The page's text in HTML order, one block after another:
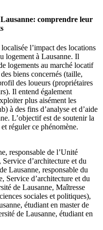
comprendre leur
l’impact des locations
logement à Lausanne. Il
logements au marché locatif
biens concernés (taille,
des loueurs (propriétaires
Il entend également
plus aisément les
à des fins d’analyse et d’aide
L’objectif est de soutenir la
réguler ce phénomène.
responsable de l’Unité
d’architecture et du
Lausanne, responsable du
Service d’architecture et du
de Lausanne, Maîtresse
sociales et politiques),
étudiant en master de
de Lausanne, étudiant en